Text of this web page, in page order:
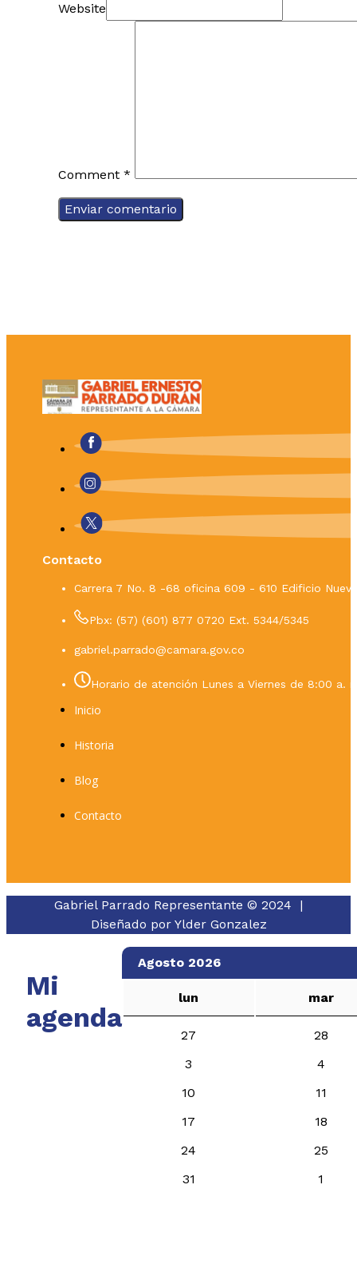
Website
Comment *
Contacto
Carrera 7 No. 8 -68 oficina 609 - 610 Edificio
Pbx: (57) (601) 877 0720 Ext. 5344/5345
gabriel.parrado@camara.gov.co
Horario de atención Lunes a Viernes de 8:00 a.
Inicio
Historia
Blog
Contacto
Gabriel Parrado Representante © 2024 |
Diseñado por Ylder Gonzalez
Mi
agenda
Agosto 2026
lun mar
27
28
3
4
10
11
17
18
24
25
31
1